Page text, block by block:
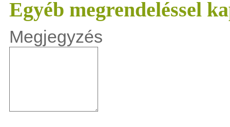
Egyéb megrendeléssel
Megjegyzés